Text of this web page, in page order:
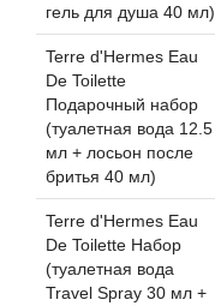
гель для душа 40 мл)
Terre d'Hermes Eau
De Toilette
Подарочный набор
(туалетная вода 12.5
мл + лосьон после
бритья 40 мл)
Terre d'Hermes Eau
De Toilette Набор
(туалетная вода
Travel Spray 30 мл +
Asgharali
Atelier Cologne
Atelier Des Ors
Atelier Flou
Athena's